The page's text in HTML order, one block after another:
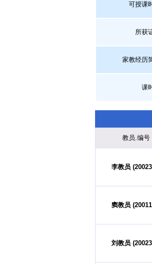
可授课
所获
家教经历
课
教员.编号
李教员
窦教员
刘教员